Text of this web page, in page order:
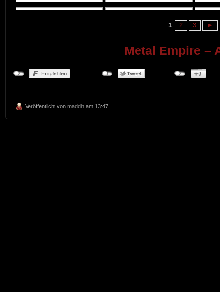
1 2 3 ►
Metal Empire –
Veröffentlicht von maddin am 13:47